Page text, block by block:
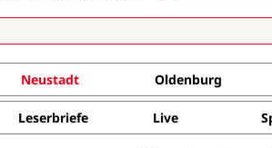
Neustadt Oldenburg
Leserbriefe Live